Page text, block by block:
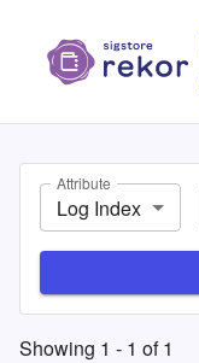
Attribute
Log Index
Showing 1 - 1 of1